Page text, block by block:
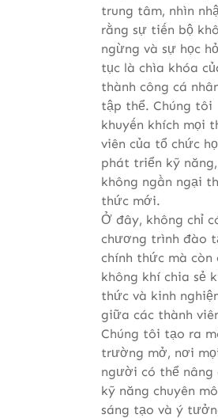
trung tâm, nhìn
rằng sự tiến bộ
ngừng và sự học
tục là chìa khóa
thành công cá
tập thể. Chúng tôi
khuyến khích mọi
viên của tổ chức
phát triển kỹ
không ngần ngại
thức mới.
Ở đây, không chỉ
chương trình đào
chính thức mà còn
không khí chia sẻ
thức và kinh
giữa các thành
Chúng tôi tạo ra
trường mở, nơi
người có thể nâng
kỹ năng chuyên
sáng tạo và ý